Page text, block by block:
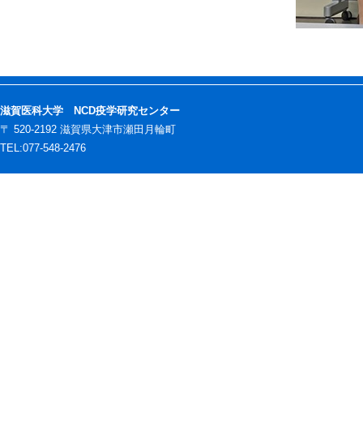
滋賀医科大学 NCD疫学研究センター
〒 520-2192 滋賀県大津市瀬田月輪町
TEL:077-548-2476